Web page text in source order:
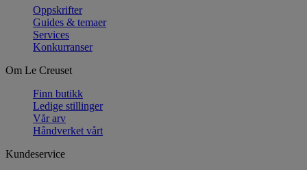
Oppskrifter
Guides & temaer
Services
Konkurranser
Om Le Creuset
Finn butikk
Ledige stillinger
Vår arv
Håndverket vårt
Kundeservice